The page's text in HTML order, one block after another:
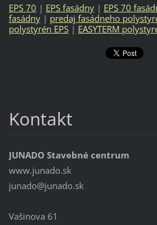
EPS 70 | EPS fasádny | EPS 70
fasádny | predaj fasádneho
polystyrén EPS | EASYTERM
Kontakt
JUNADO Stavebné centrum
www.junado.sk
junado@junado.sk
Vašinova 61